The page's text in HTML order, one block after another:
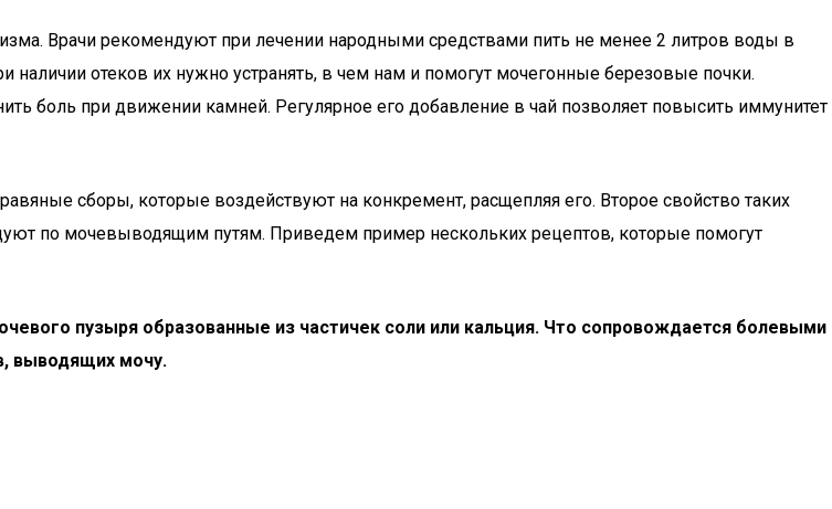
Врачи рекомендуют при лечении народными средствами пить не менее 2 литров воды в
отеков их нужно устранять, в чем нам и помогут мочегонные березовые почки.
боль при движении камней. Регулярное его добавление в чай позволяет повысить иммунитет
сборы, которые воздействуют на конкремент, расщепляя его. Второе свойство таких
по мочевыводящим путям. Приведем пример нескольких рецептов, которые помогут
пузыря образованные из частичек соли или кальция. Что сопровождается болевыми
выводящих мочу.